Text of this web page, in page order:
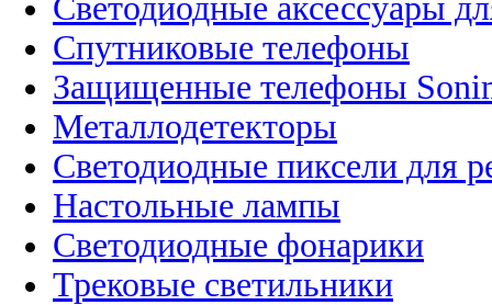
Светодиодные аксессуары
Спутниковые телефоны
Защищенные телефоны
Металлодетекторы
Светодиодные пиксели для
Настольные лампы
Светодиодные фонарики
Трековые светильники